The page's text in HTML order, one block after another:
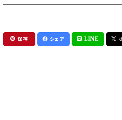
保冷インナーバッグ
保存 シェア LINE